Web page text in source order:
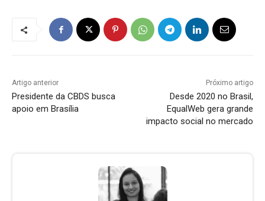
Artigo anterior
Presidente da CBDS busca
apoio em Brasília
Próximo artigo
Desde 2020 no Brasil,
EqualWeb gera grande
impacto social no mercado